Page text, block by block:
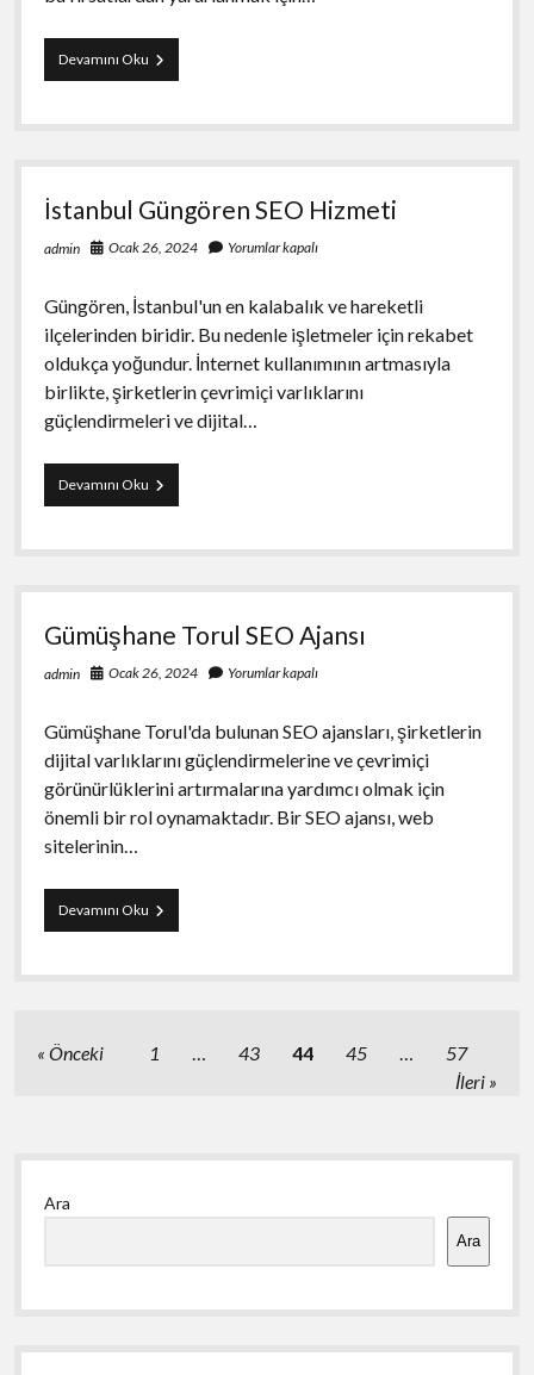
Devamını OkuHatay
Erzin
Motoru
İstanbul Güngören SEO Hizmeti
admin Ocak 26, 2024 Yorumlar kapalı
Güngören, İstanbul'un en kalabalık ve hareketli
ilçelerinden biridir. Bu nedenle işletmeler için rekabet
oldukça yoğundur. İnternet kullanımının artmasıyla
birlikte, şirketlerin çevrimiçi varlıklarını
güçlendirmeleri ve dijital…
Devamını Okuİstanbul
Güngören
Hizmeti
Gümüşhane Torul SEO Ajansı
admin Ocak 26, 2024 Yorumlar kapalı
Gümüşhane Torul'da bulunan SEO ajansları, şirketlerin
dijital varlıklarını güçlendirmelerine ve çevrimiçi
görünürlüklerini artırmalarına yardımcı olmak için
önemli bir rol oynamaktadır. Bir SEO ajansı, web
sitelerinin…
Devamını OkuGümüşhane
Torul
Ajansı
Yazı
Önceki 1 43 44 45
57
İleri
Yan
Menü
Ara
Ara